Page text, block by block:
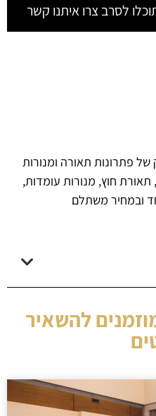
לסרב צרו איתנו קשר
של פתרונות תאורה ומנורות
חוץ, מנורות עומדות,
ובמחיר משתלם
להשאיר